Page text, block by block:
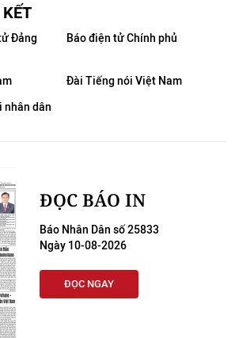
Đảng
Báo điện tử Chính phủ
Đài Tiếng nói Việt Nam
nhân dân
ĐỌC BÁO IN
Báo Nhân Dân số 25833
Ngày 10-08-2026
ĐỌC NGAY